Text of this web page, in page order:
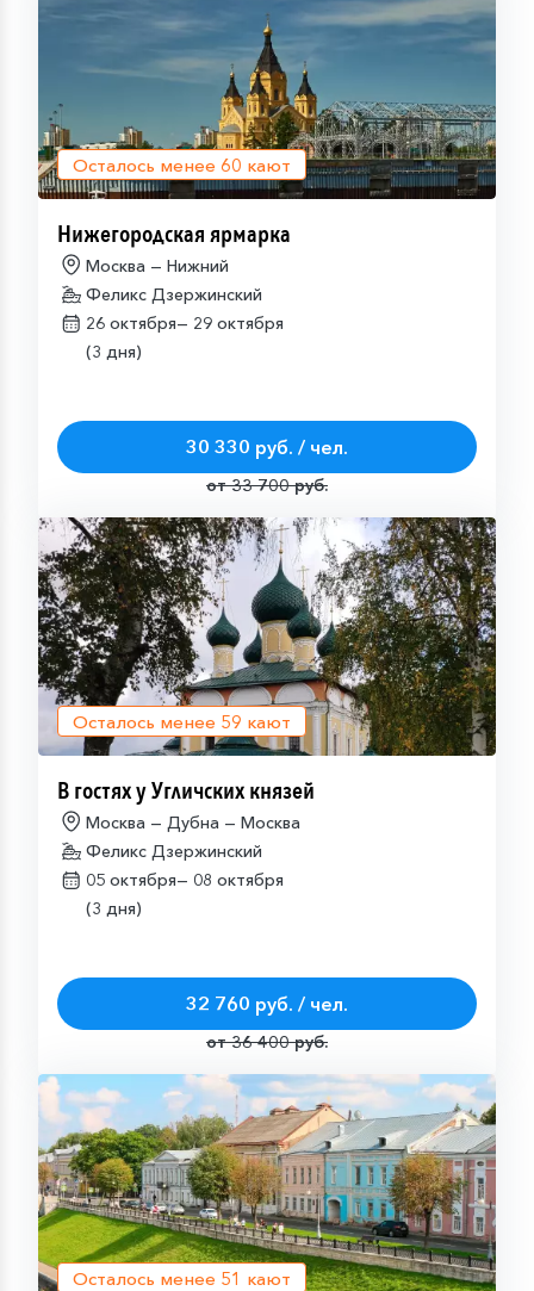
Осталось менее 60 кают
Нижегородская ярмарка
Москва — Нижний
Феликс Дзержинский
26 октября— 29 октября
(3 дня)
30 330 руб. / чел.
от 33 700 руб.
Осталось менее 59 кают
В гостях у Угличских князей
Москва — Дубна — Москва
Феликс Дзержинский
05 октября— 08 октября
(3 дня)
32 760 руб. / чел.
от 36 400 руб.
Осталось менее 51 кают